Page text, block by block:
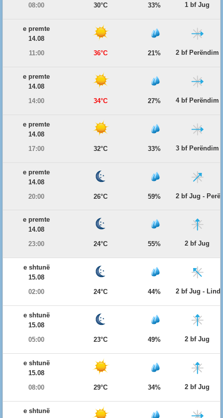
08:00
30°C 33% 1 bf Jug
e premte
14.08
11:00
36°C 21% 2 bf Perëndim
e premte
14.08
14:00
34°C 27% 4 bf Perëndim
e premte
14.08
17:00
32°C 33% 3 bf Perëndim
e premte
14.08
20:00
26°C 59% 2 bf Jug -
e premte
14.08
23:00
24°C 55% 2 bf Jug
e shtunë
15.08
02:00
24°C 44% 2 bf Jug -
e shtunë
15.08
05:00
23°C 49% 2 bf Jug
e shtunë
15.08
08:00
29°C 34% 2 bf Jug
e shtunë